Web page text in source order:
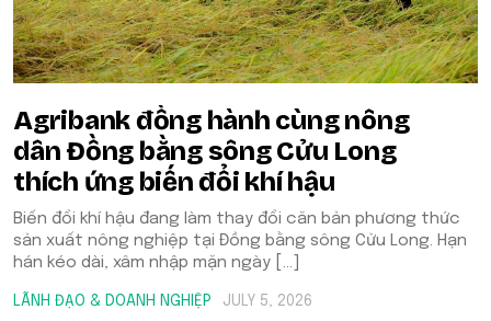
Agribank đồng hành cùng nông
dân Đồng bằng sông Cửu Long
thích ứng biến đổi khí hậu
Biến đổi khí hậu đang làm thay đổi căn bản phương thức
sản xuất nông nghiệp tại Đồng bằng sông Cửu Long. Hạn
hán kéo dài, xâm nhập mặn ngày […]
LÃNH ĐẠO & DOANH NGHIỆP JULY 5, 2026